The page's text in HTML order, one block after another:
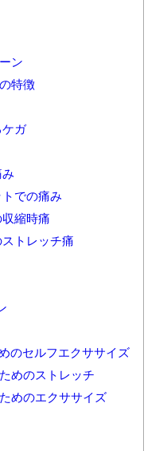
ン
特徴
ケガ
での痛み
縮時痛
トレッチ痛
のセルフエクササイズ
めのストレッチ
めのエクササイズ